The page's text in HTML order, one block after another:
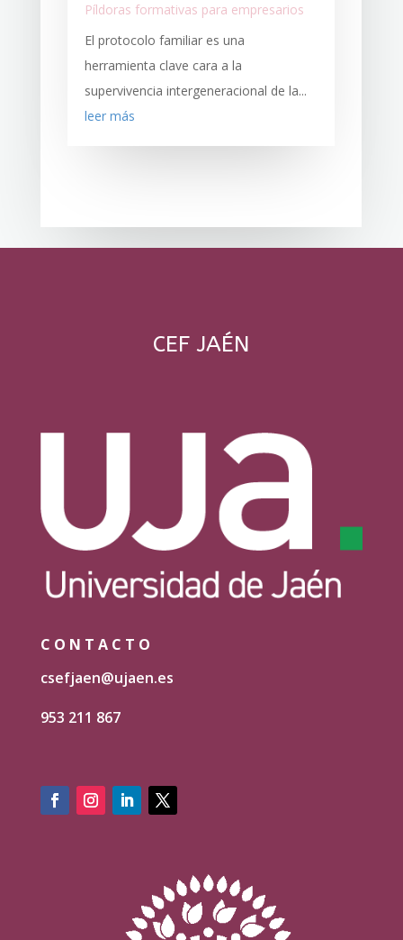
Píldoras formativas para empresarios
El protocolo familiar es una
herramienta clave cara a la
supervivencia intergeneracional de la...
leer más
CEF JAÉN
CONTACTO
csefjaen@ujaen.es
953 211 867